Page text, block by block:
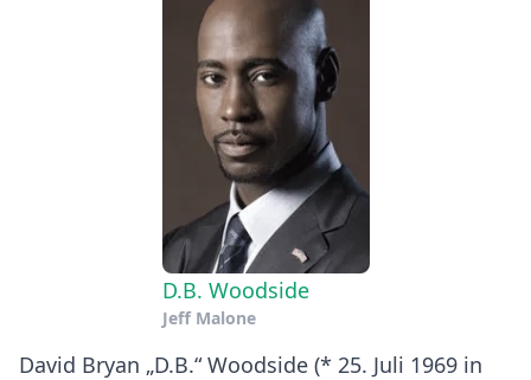
D.B. Woodside
Jeff Malone
David Bryan „D.B.“ Woodside (* 25. Juli 1969 in